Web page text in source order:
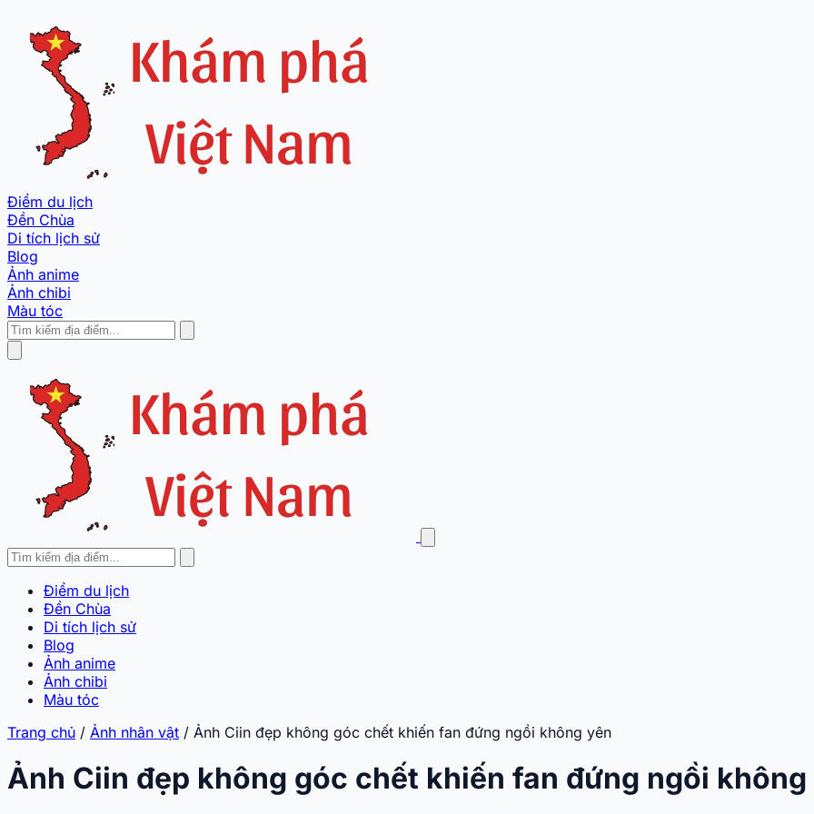
Điểm du lịch
Đền Chùa
Di tích lịch sử
Blog
Ảnh anime
Ảnh chibi
Màu tóc
Điểm du lịch
Đền Chùa
Di tích lịch sử
Blog
Ảnh anime
Ảnh chibi
Màu tóc
Trang chủ / Ảnh nhân vật / Ảnh Ciin đẹp không góc chết khiến fan đứng ngồi không yên
Ảnh Ciin đẹp không góc chết khiến fan đứng ngồi không